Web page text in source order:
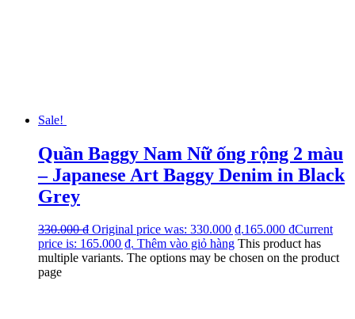
Sale!
Quần Baggy Nam Nữ ống rộng 2 màu
– Japanese Art Baggy Denim in Black
Grey
330.000₫ Original price was: 330.000 ₫.165.000 ₫Current
price is: 165.000 ₫. Thêm vào giỏ hàng This product has
multiple variants. The options may be chosen on the product
page